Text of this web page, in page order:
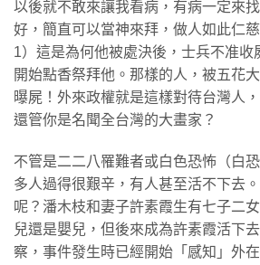
以後就不敢來讓我看病，有病一定來
好，簡直可以當神來拜，做人如此仁
1）這是為何他被處決後，士兵不准收
開始點香祭拜他。那樣的人，被五花
曝屍！外來政權就是這樣對待台灣人
還管你是名聞全台灣的大畫家？
不管是二二八罹難者或白色恐怖（白
多人過得很艱辛，有人甚至活不下去
呢？潘木枝和妻子許素霞生有七子二
兒還是嬰兒，但後來成為許素霞活下
察，事件發生時已經開始「感知」外